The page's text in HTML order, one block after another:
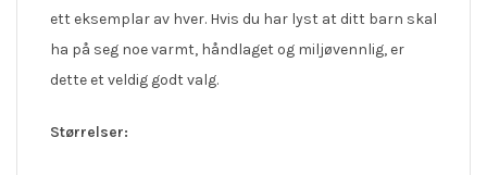
ett eksemplar av hver. Hvis du har lyst at ditt barn skal
ha på seg noe varmt, håndlaget og miljøvennlig, er
dette et veldig godt valg.
Størrelser: